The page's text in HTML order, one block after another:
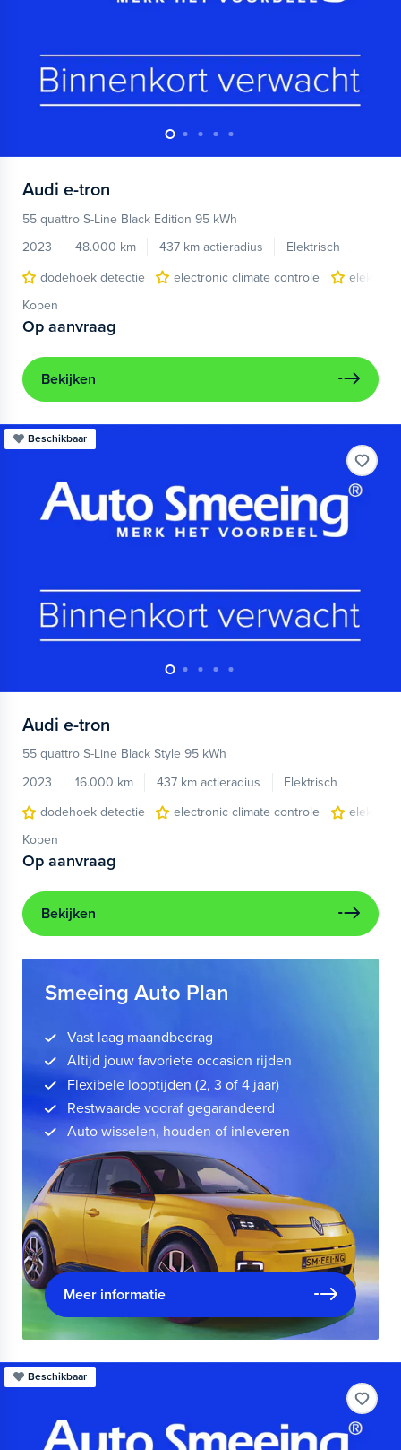
Audi e-tron
55 quattro S-Line Black Edition 95 kWh
2023
48.000 km 437 km actieradius
Elektrisch
dodehoek detectie
electronic climate controle
Kopen
Op aanvraag
Bekijken
Beschikbaar
Audi e-tron
55 quattro S-Line Black Style 95 kWh
2023
16.000 km 437 km actieradius
Elektrisch
dodehoek detectie
electronic climate controle
Kopen
Op aanvraag
Bekijken
Smeeing Auto Plan
Vast laag maandbedrag
Altijd jouw favoriete occasion rijden
Flexibele looptijden (2, 3 of 4 jaar)
Restwaarde vooraf gegarandeerd
Auto wisselen, houden of inleveren
Meer informatie
Beschikbaar